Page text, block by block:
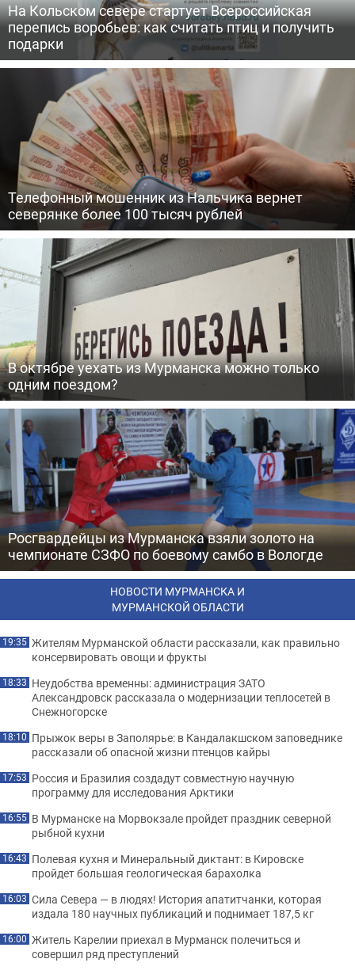
На Кольском севере стартует Всероссийская
перепись воробьев: как считать птиц и получить
подарки
Телефонный мошенник из Нальчика вернет
северянке более 100 тысяч рублей
В октябре уехать из Мурманска можно только
одним поездом?
Росгвардейцы из Мурманска взяли золото на
чемпионате СЗФО по боевому самбо в Вологде
НОВОСТИ МУРМАНСКА И
МУРМАНСКОЙ ОБЛАСТИ
19:35 Жителям Мурманской области рассказали, как правильно
консервировать овощи и фрукты
18:33 Неудобства временны: администрация ЗАТО
Александровск рассказала о модернизации теплосетей в
Снежногорске
18:10 Прыжок веры в Заполярье: в Кандалакшском заповеднике
рассказали об опасной жизни птенцов кайры
17:53 Россия и Бразилия создадут совместную научную
программу для исследования Арктики
16:55 В Мурманске на Морвокзале пройдет праздник северной
рыбной кухни
16:43 Полевая кухня и Минеральный диктант: в Кировске
пройдет большая геологическая барахолка
16:03 Сила Севера — в людях! История апатитчанки, которая
издала 180 научных публикаций и поднимает 187,5 кг
16:00 Житель Карелии приехал в Мурманск полечиться и
совершил ряд преступлений